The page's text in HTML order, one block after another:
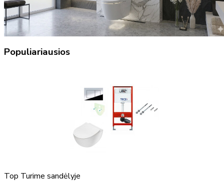
Populiariausios
Top Turime sandėlyje